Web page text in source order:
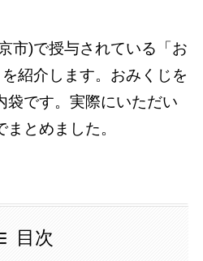
市)で授与されている「お
紹介します。おみくじを
袋です。実際にいただい
とめました。
目次